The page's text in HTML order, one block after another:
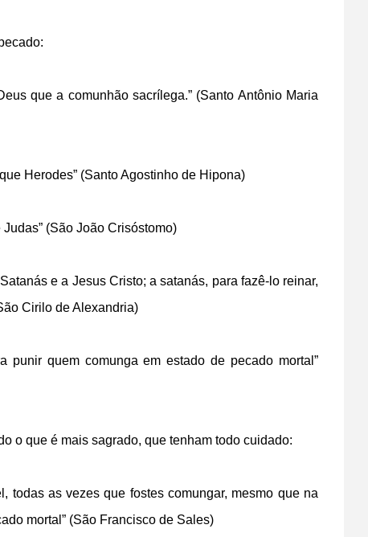
que a comunhão sacrílega.” (Santo Antônio Maria
Herodes” (Santo Agostinho de Hipona)
(São João Crisóstomo)
e a Jesus Cristo; a satanás, para fazê-lo reinar,
Cirilo de Alexandria)
quem comunga em estado de pecado mortal”
o que é mais sagrado, que tenham todo cuidado:
todas as vezes que fostes comungar, mesmo que na
mortal” (São Francisco de Sales)